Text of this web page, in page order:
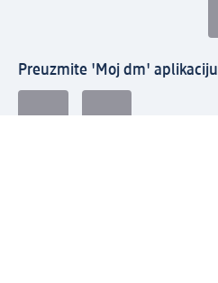
Preuzmite 'Moj dm' aplikaciju